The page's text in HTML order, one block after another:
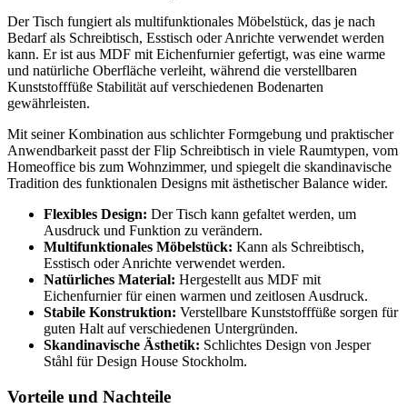
Der Tisch fungiert als multifunktionales Möbelstück, das je nach
Bedarf als Schreibtisch, Esstisch oder Anrichte verwendet werden
kann. Er ist aus MDF mit Eichenfurnier gefertigt, was eine warme
und natürliche Oberfläche verleiht, während die verstellbaren
Kunststofffüße Stabilität auf verschiedenen Bodenarten
gewährleisten.
Mit seiner Kombination aus schlichter Formgebung und praktischer
Anwendbarkeit passt der Flip Schreibtisch in viele Raumtypen, vom
Homeoffice bis zum Wohnzimmer, und spiegelt die skandinavische
Tradition des funktionalen Designs mit ästhetischer Balance wider.
Flexibles Design: Der Tisch kann gefaltet werden, um
Ausdruck und Funktion zu verändern.
Multifunktionales Möbelstück: Kann als Schreibtisch,
Esstisch oder Anrichte verwendet werden.
Natürliches Material: Hergestellt aus MDF mit
Eichenfurnier für einen warmen und zeitlosen Ausdruck.
Stabile Konstruktion: Verstellbare Kunststofffüße sorgen für
guten Halt auf verschiedenen Untergründen.
Skandinavische Ästhetik: Schlichtes Design von Jesper
Ståhl für Design House Stockholm.
Vorteile und Nachteile